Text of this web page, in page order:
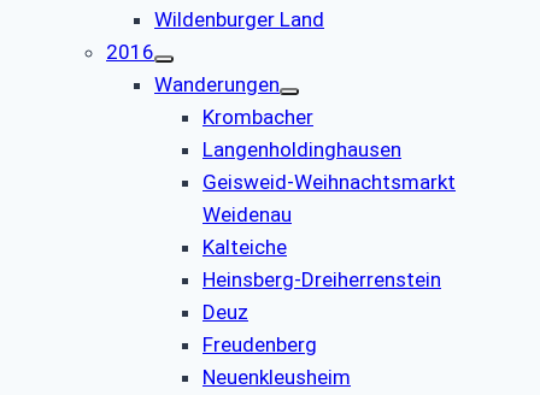
Wildenburger Land
2016
Wanderungen
Krombacher
Langenholdinghausen
Geisweid-Weihnachtsmarkt
Weidenau
Kalteiche
Heinsberg-Dreiherrenstein
Deuz
Freudenberg
Neuenkleusheim